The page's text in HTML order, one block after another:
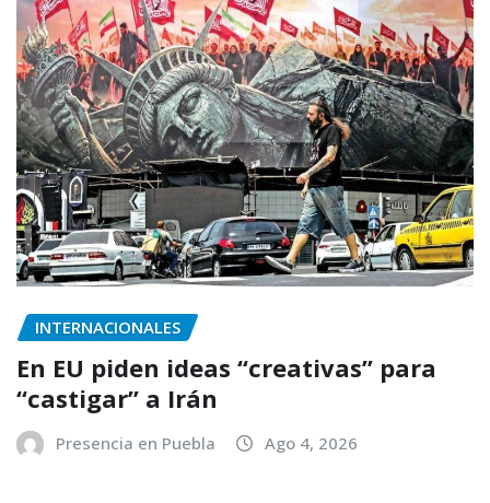
INTERNACIONALES
En EU piden ideas “creativas” para
“castigar” a Irán
Presencia en Puebla Ago 4, 2026